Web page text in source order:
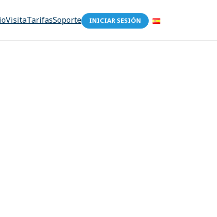
VisitaTarifasSoporte INICIAR SESIÓN